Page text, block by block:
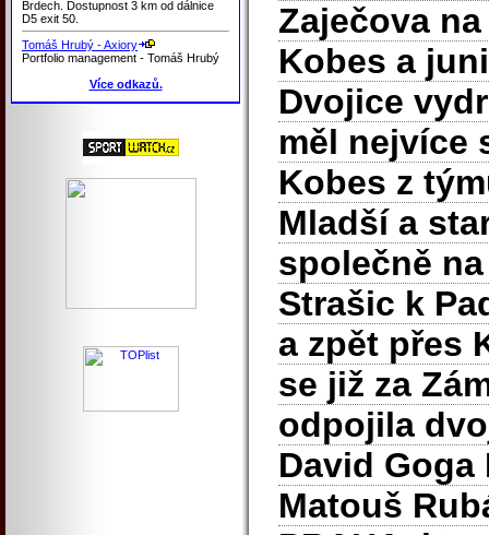
Brdech. Dostupnost 3 km od dálnice
D5 exit 50.
Tomáš Hrubý - Axiory
Portfolio management - Tomáš Hrubý
Více odkazů.
Zaječova
Kobes a
Dvojice
měl nejvíce
Kobes z
Mladší a
společně
Strašic k
a zpět přes
se již za
odpojila
David
Matouš